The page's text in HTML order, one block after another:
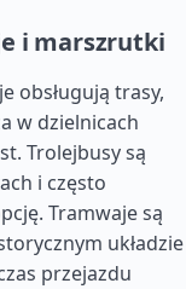
i marszrutki
obsługują trasy,
w dzielnicach
Trolejbusy są
i często
Tramwaje są
układzie
przejazdu